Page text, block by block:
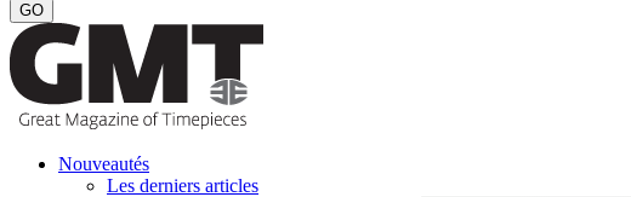
Nouveautés
Les derniers articles